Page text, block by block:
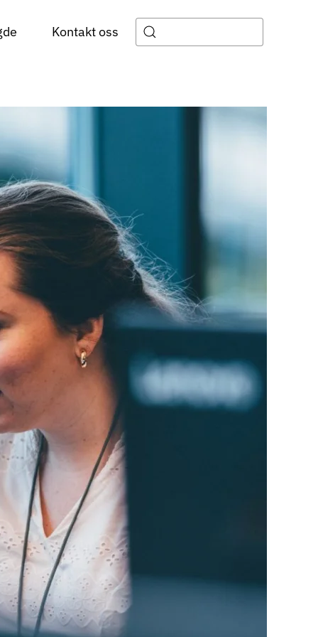
Kontakt oss